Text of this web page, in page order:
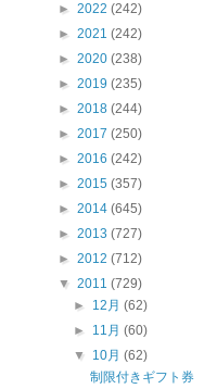
► 2022 (242)
► 2021 (242)
► 2020 (238)
► 2019 (235)
► 2018 (244)
► 2017 (250)
► 2016 (242)
► 2015 (357)
► 2014 (645)
► 2013 (727)
► 2012 (712)
▼ 2011 (729)
► 12月(62)
► 11月(60)
▼ 10月(62)
制限付きギフト券